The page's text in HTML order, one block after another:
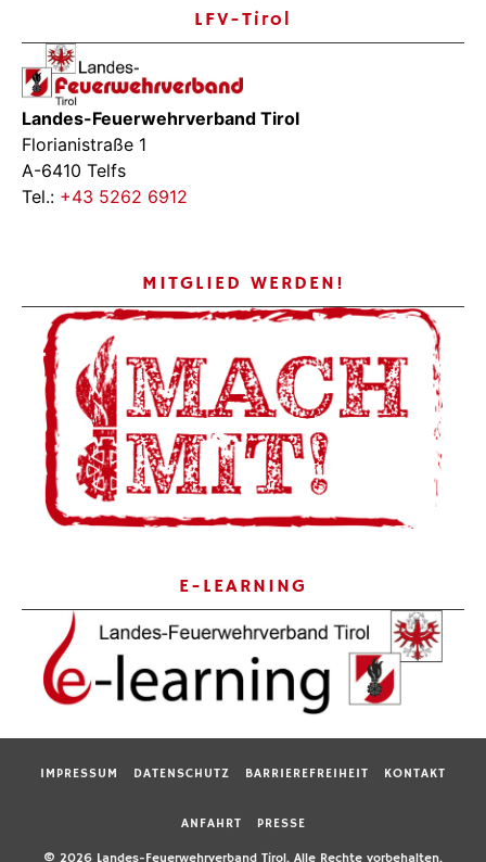
LFV-Tirol
Landes-Feuerwehrverband Tirol
Florianistraße 1
A-6410 Telfs
Tel.: +43 5262 6912
MITGLIED WERDEN!
E-LEARNING
IMPRESSUM DATENSCHUTZ BARRIEREFREIHEIT KONTAKT
ANFAHRT PRESSE
© 2026 Landes-Feuerwehrverband Tirol. Alle Rechte vorbehalten.